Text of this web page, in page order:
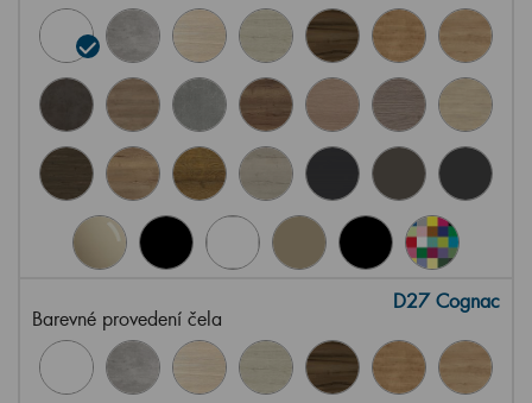
Barevné provedení čela
D27 Cognac